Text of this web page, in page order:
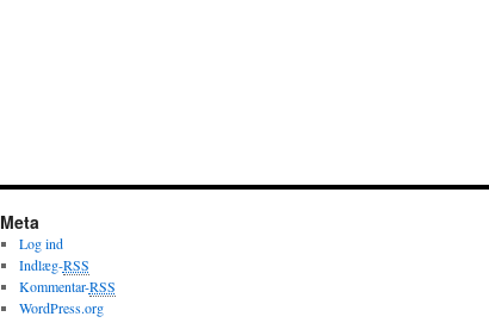
Meta
Log ind
Indlæg-RSS
Kommentar-RSS
WordPress.org